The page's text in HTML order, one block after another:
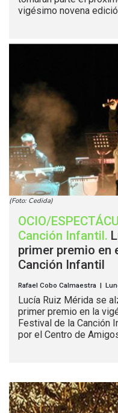
vigésimo novena
(Foto: Cedida)
OCIO/
Canción Infantil.
primer premio en
Canción Infantil
Rafael Cobo Calmaestra |
Lucía Ruiz Mérida se
primer premio en la
Festival de la Canción
por el Centro de